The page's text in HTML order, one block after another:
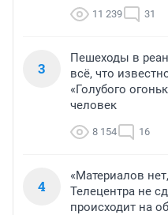
11 239 31
3
Пешеходы в
всё, что
«Голубого
человек
8 154 16
4
«Материалов
Телецентра не
происходит на